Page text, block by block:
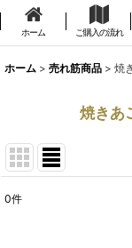
ホーム ご購入の流れ
ホーム > 売れ筋商品 > 焼
焼きあ
0件